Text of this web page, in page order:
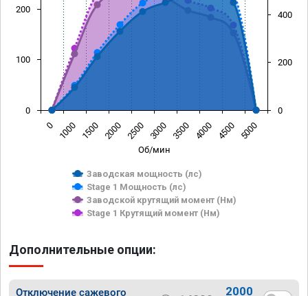
Об/мин
Заводская мощность (лс)
Stage 1 Мощность (лс)
Заводской крутящий момент (Нм)
Stage 1 Крутящий момент (Нм)
0 1000 1500 2000 2500 3000 3500 4000 4500 5000
0
100
200
0
200
400
Дополнительные опции:
Отключение сажевого
2000